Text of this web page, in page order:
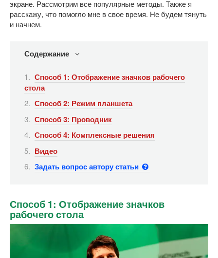
экране. Рассмотрим все популярные методы. Также я
расскажу, что помогло мне в свое время. Не будем тянуть
и начнем.
Содержание
Способ 1: Отображение значков рабочего
стола
Способ 2: Режим планшета
Способ 3: Проводник
Способ 4: Комплексные решения
Видео
Задать вопрос автору статьи
Способ 1: Отображение значков
рабочего стола